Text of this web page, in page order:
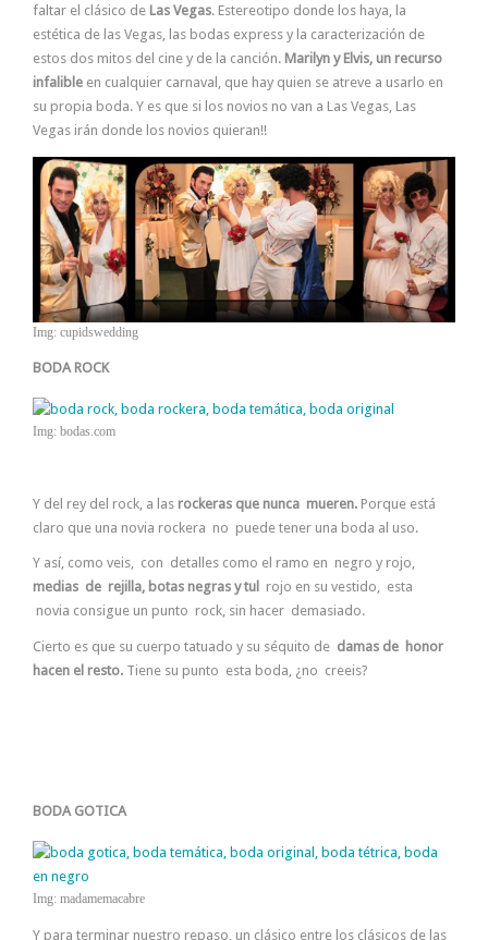
faltar el clásico de Las Vegas. Estereotipo donde los haya, la
estética de las Vegas, las bodas express y la caracterización de
estos dos mitos del cine y de la canción. Marilyn y Elvis, un recurso
infalible en cualquier carnaval, que hay quien se atreve a usarlo en
su propia boda. Y es que si los novios no van a Las Vegas, Las
Vegas irán donde los novios quieran!!
Img: cupidswedding
BODA ROCK
Img: bodas.com
Y del rey del rock, a las rockeras que nunca mueren. Porque está
claro que una novia rockera no puede tener una boda al uso.
Y así, como veis, con detalles como el ramo en negro y rojo,
medias de rejilla, botas negras y tul
rojo en su vestido, esta
novia consigue un punto rock, sin hacer demasiado.
Cierto es que su cuerpo tatuado y su séquito de damas de honor
hacen el resto. Tiene su punto esta boda, ¿no creeis?
BODA GOTICA
Img: madamemacabre
Y para terminar nuestro repaso, un clásico entre los clásicos de las